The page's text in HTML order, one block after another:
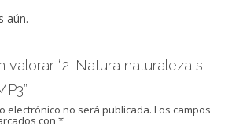
aún.
valorar “2-Natura naturaleza si
electrónico no será publicada. Los campos
con*